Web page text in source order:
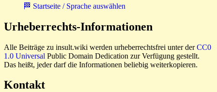
🏁 Startseite / Sprache auswählen
Urheberrechts-Informationen
Alle Beiträge zu insult.wiki werden urheberrechtsfrei unter derCC0
1.0 Universal Public Domain Dedication zur Verfügung gestellt.
Das heißt, jeder darf die Informationen beliebig weiterkopieren.
Kontakt